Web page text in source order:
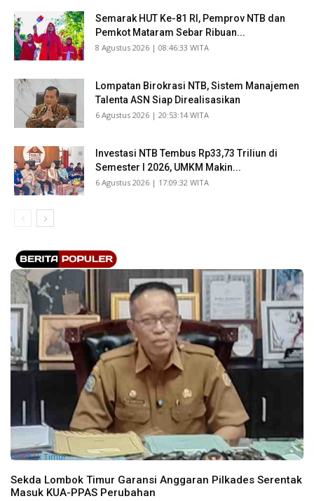
Semarak HUT Ke-81 RI, Pemprov NTB dan
Pemkot Mataram Sebar Ribuan...
​8 Agustus 2026 | 08:46:33 WITA
Lompatan Birokrasi NTB, Sistem Manajemen
Talenta ASN Siap Direalisasikan
​6 Agustus 2026 | 20:53:14 WITA
Investasi NTB Tembus Rp33,73 Triliun di
Semester I 2026, UMKM Makin...
​6 Agustus 2026 | 17:09:32 WITA
Lombok Timur
Sekda Lombok Timur Garansi Anggaran Pilkades Serentak
Masuk KUA-PPAS Perubahan